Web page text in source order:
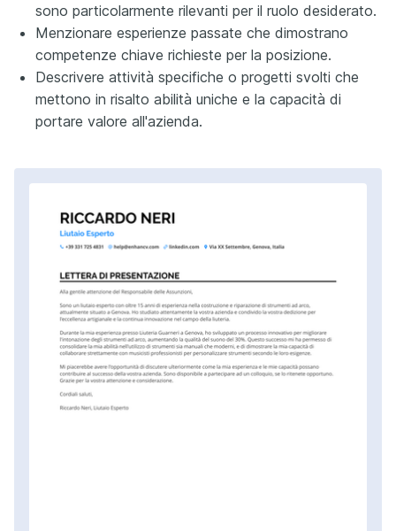
sono particolarmente rilevanti per il ruolo desiderato.
Menzionare esperienze passate che dimostrano
competenze chiave richieste per la posizione.
Descrivere attività specifiche o progetti svolti che
mettono in risalto abilità uniche e la capacità di
portare valore all'azienda.